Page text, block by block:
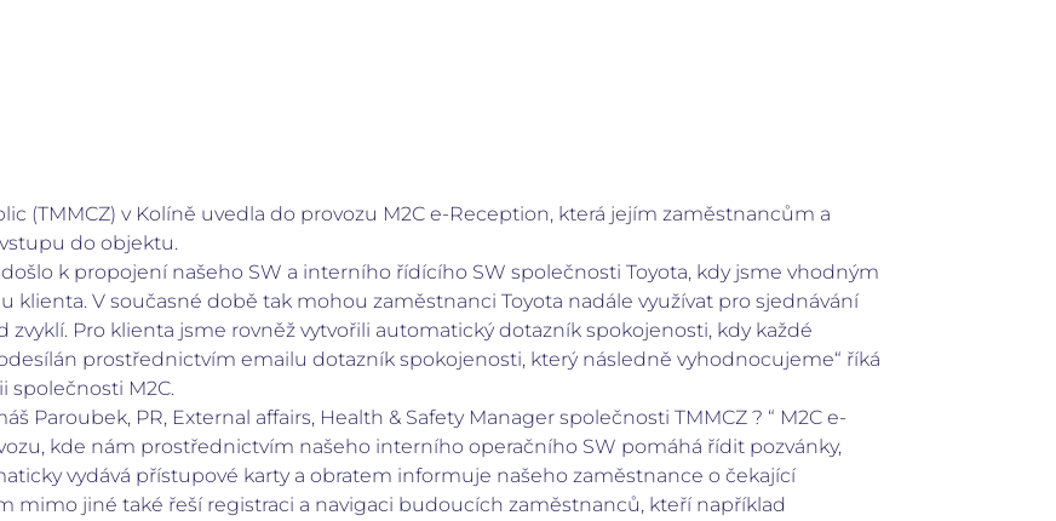
(TMMCZ) v Kolíně uvedla do provozu M2C e-Reception, která jejím zaměstnancům a
do objektu.
k propojení našeho SW a interního řídícího SW společnosti Toyota, kdy jsme vhodným
klienta. V současné době tak mohou zaměstnanci Toyota nadále využívat pro sjednávání
zvyklí. Pro klienta jsme rovněž vytvořili automatický dotazník spokojenosti, kdy každé
prostřednictvím emailu dotazník spokojenosti, který následně vyhodnocujeme“ říká
společnosti M2C.
Paroubek, PR, External affairs, Health & Safety Manager společnosti TMMCZ ? “ M2C e-
kde nám prostřednictvím našeho interního operačního SW pomáhá řídit pozvánky,
vydává přístupové karty a obratem informuje našeho zaměstnance o čekající
mimo jiné také řeší registraci a navigaci budoucích zaměstnanců, kteří například